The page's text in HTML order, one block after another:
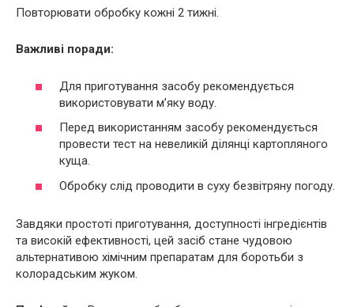
Повторювати обробку кожні 2 тижні.
Важливі поради:
Для приготування засобу рекомендується
використовувати м’яку воду.
Перед використанням засобу рекомендується
провести тест на невеликій ділянці картопляного
куща.
Обробку слід проводити в суху безвітряну погоду.
Завдяки простоті приготування, доступності інгредієнтів
та високій ефективності, цей засіб стане чудовою
альтернативою хімічним препаратам для боротьби з
колорадським жуком.